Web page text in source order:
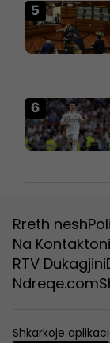
Rreth nesh
Na Kontaktoni
RTV Dukagjini
Ndreqe.com
Shkarkoje